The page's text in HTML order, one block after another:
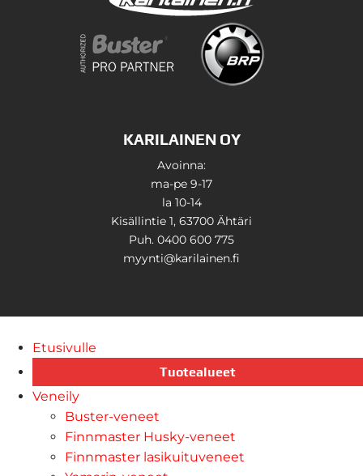
KARILAINEN OY
Avoinna:
ma-pe 9-17
la 10-14
Kisällintie 1, 63700 Ähtäri
Puh. 0400 600 775
myynti@karilainen.fi
Etusivulle
Tuotealueet
Veneily
Buster-veneet
Finnmaster Husky-veneet
Finnmaster lasikuituveneet